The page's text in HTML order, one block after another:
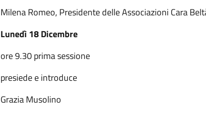
Milena Romeo, Presidente delle Associazioni Cara
Lunedì 18 Dicembre
ore 9.30 prima sessione
presiede e introduce
Grazia Musolino